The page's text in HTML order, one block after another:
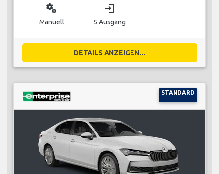
miscellaneous_services
Manuell
login
5 Ausgang
DETAILS ANZEIGEN...
STANDARD